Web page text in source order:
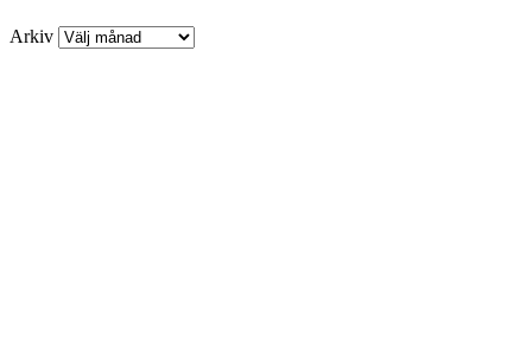
Arkiv